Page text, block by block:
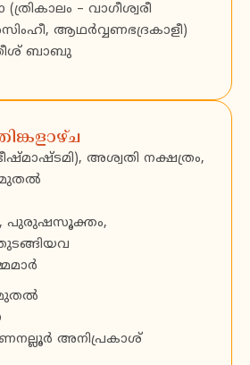
– വാഗീശ്വരീ
ആഥർവ്വണഭദ്രകാളീ)
ബാബു
അശ്വതി നക്ഷത്രം,
മുതൽ
പുരുഷസൂക്തം,
അനിപ്രകാശ്